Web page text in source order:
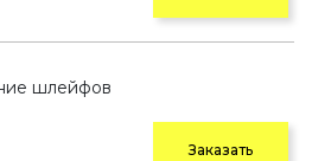
шлейфов
Заказать